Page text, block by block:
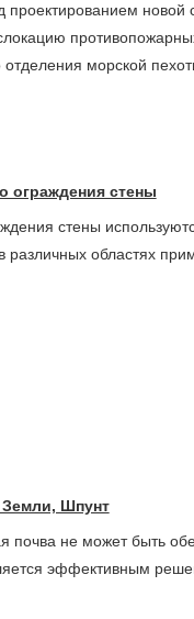
проектированием новой
отделения морской
ограждения стены
стены
различных областях
Земли, Шпунт
почва не может быть
эффективным